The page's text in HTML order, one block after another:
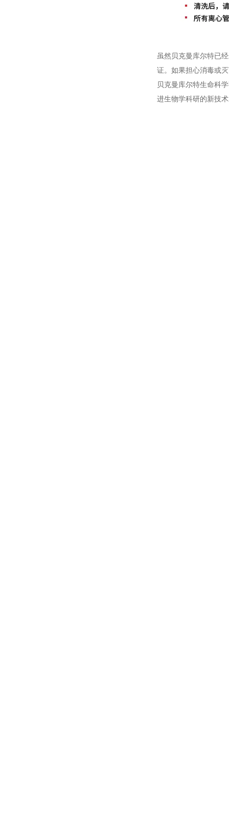
虽然贝克曼库尔特已
证。如果担心消毒或
贝克曼库尔特生命科
进生物学科研的新技